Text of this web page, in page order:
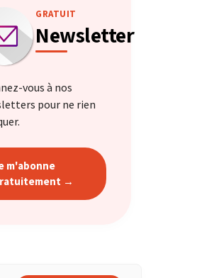
GRATUIT
Newsletter
vous à nos
pour ne rien
m'abonne
→